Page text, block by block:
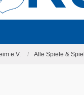
e.V. Alle Spiele &